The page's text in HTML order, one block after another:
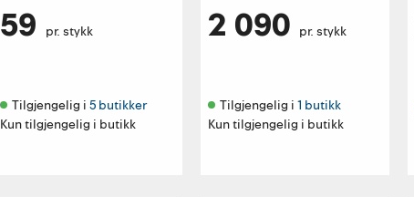
59 pr. stykk
Tilgjengelig i 5 butikker
Kun tilgjengelig i butikk
2 090 pr. stykk
Tilgjengelig i 1 butikk
Kun tilgjengelig i butikk